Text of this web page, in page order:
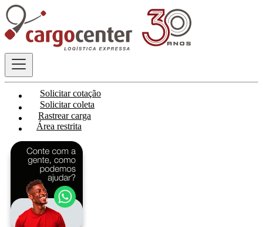
Solicitar cotação
Solicitar coleta
Rastrear carga
Área restrita